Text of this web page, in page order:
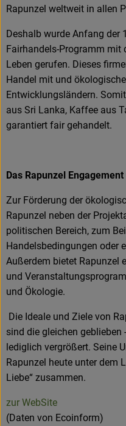
Rapunzel weltweit in allen
Deshalb wurde Anfang der
Fairhandels-Programm mit
Leben gerufen. Dieses
Handel mit und
Entwicklungsländern.
aus Sri Lanka, Kaffee aus
garantiert fair gehandelt.
Das Rapunzel
Zur Förderung der
Rapunzel neben der
politischen Bereich, zum
Handelsbedingungen oder
Außerdem bietet Rapunzel
und
und Ökologie.
Die Ideale und Ziele von
sind die gleichen
lediglich vergrößert. Seine
Rapunzel heute unter dem
Liebe“ zusammen.
zur WebSite
(Daten von Ecoinform)